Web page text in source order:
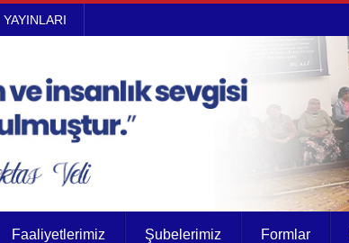
Faaliyetlerimiz Şubelerimiz Formlar